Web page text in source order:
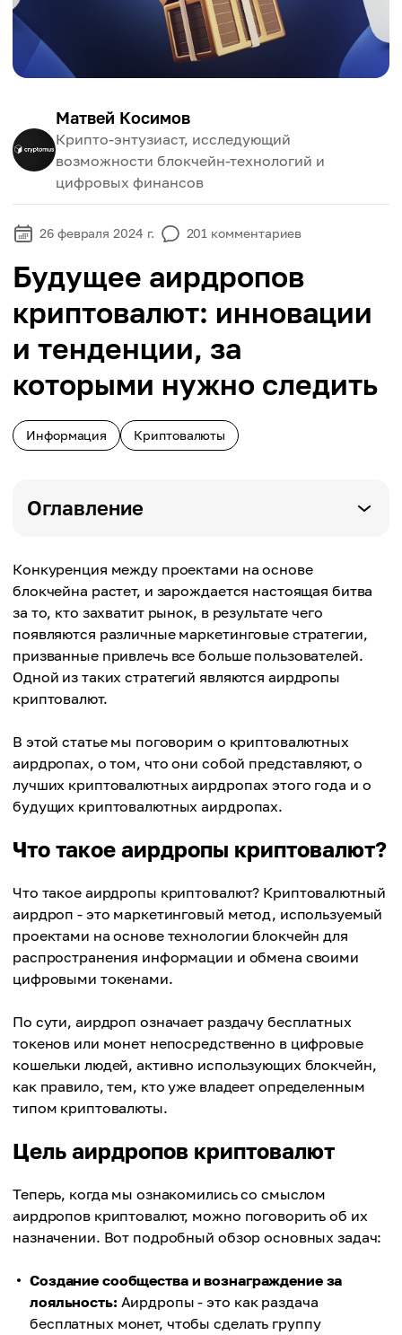
Матвей Косимов
Крипто-энтузиаст, исследующий
возможности блокчейн-технологий и
цифровых финансов
26 февраля 2024 г. 201 комментариев
Будущее аирдропов
криптовалют: инновации
и тенденции, за
которыми нужно следить
Информация Криптовалюты
Оглавление
Конкуренция между проектами на основе
блокчейна растет, и зарождается настоящая битва
за то, кто захватит рынок, в результате чего
появляются различные маркетинговые стратегии,
призванные привлечь все больше пользователей.
Одной из таких стратегий являются аирдропы
криптовалют.
В этой статье мы поговорим о криптовалютных
аирдропах, о том, что они собой представляют, о
лучших криптовалютных аирдропах этого года и о
будущих криптовалютных аирдропах.
Что такое аирдропы криптовалют?
Что такое аирдропы криптовалют? Криптовалютный
аирдроп - это маркетинговый метод, используемый
проектами на основе технологии блокчейн для
распространения информации и обмена своими
цифровыми токенами.
По сути, аирдроп означает раздачу бесплатных
токенов или монет непосредственно в цифровые
кошельки людей, активно использующих блокчейн,
как правило, тем, кто уже владеет определенным
типом криптовалюты.
Цель аирдропов криптовалют
Теперь, когда мы ознакомились со смыслом
аирдропов криптовалют, можно поговорить об их
назначении. Вот подробный обзор основных задач:
Создание сообщества и вознаграждение за
лояльность: Аирдропы - это как раздача
бесплатных монет, чтобы сделать группу